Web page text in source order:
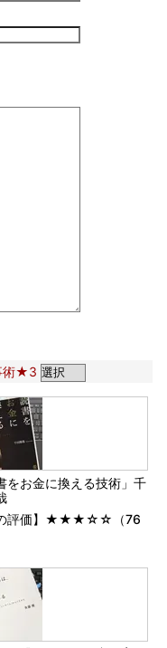
術★3
をお金に換える技術」千
の評価】★★★☆☆（76